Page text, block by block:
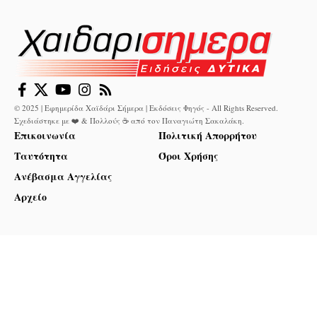
© 2025 | Εφημερίδα Χαϊδάρι Σήμερα | Εκδόσεις Φηγός - All Rights Reserved.
Σχεδιάστηκε με ❤️ & Πολλούς ☕ από τον Παναγιώτη Σακαλάκη
Επικοινωνία
Ταυτότητα
Ανέβασμα Αγγελίας
Αρχείο
Πολιτική Απορρήτου
Όροι Χρήσης